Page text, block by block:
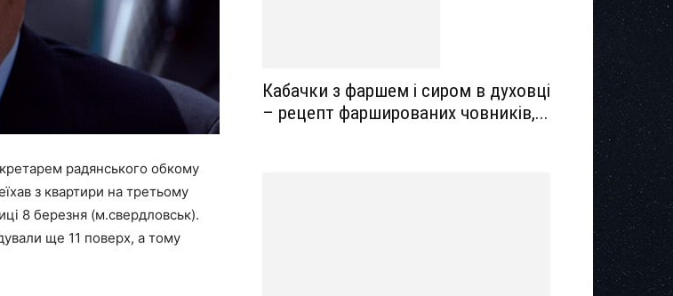
радянського обкому
з квартири на третьому
8 березня (м.свердловськ).
ще 11 поверх, а тому
Кабачки з фаршем і сиром в духовці
– рецепт фаршированих човників,...